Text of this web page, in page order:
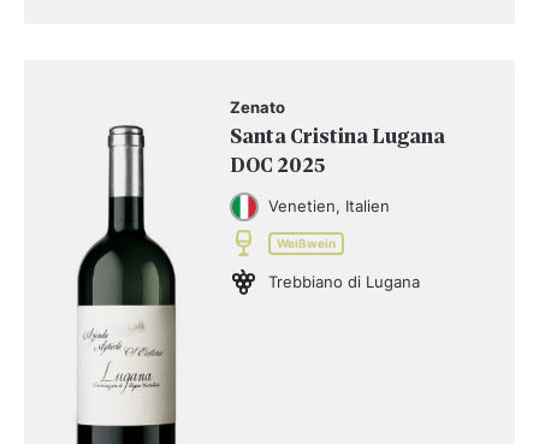
Zenato
Santa Cristina Lugana
DOC 2025
Venetien, Italien
Weißwein
Trebbiano di Lugana